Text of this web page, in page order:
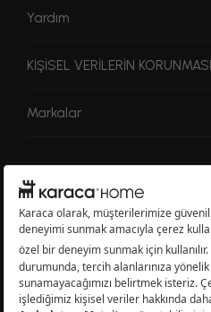
Yardım
KİŞİSEL VERİLERİN KORUNMASI
Markalar